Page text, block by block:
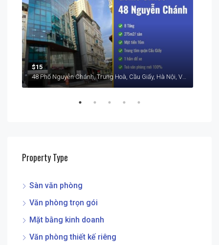
$15
Property Type
Sàn văn phòng
Văn phòng trọn gói
Mặt bằng kinh doanh
Văn phòng thiết kế riêng